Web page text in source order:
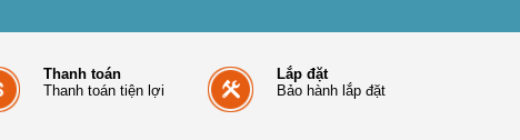
Thanh toán
Thanh toán tiện lợi
Lắp đặt
Bảo hành lắp đặt